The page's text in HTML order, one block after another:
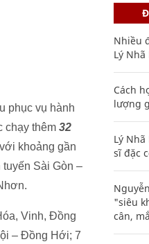
phục vụ hành
chạy thêm 32
khoảng gần
tuyến Sài Gòn –
Vinh, Đồng
– Đồng Hới; 7
Nhiều
Lý Nhã
Cách
lượng
Lý
sĩ đặc
"siêu
cân,